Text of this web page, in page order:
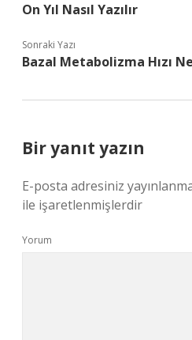
On Yıl Nasıl Yazılır
Sonraki Yazı
Bazal Metabolizma Hızı
Bir yanıt yazın
E-posta adresiniz
ile işaretlenmişlerdir
Yorum